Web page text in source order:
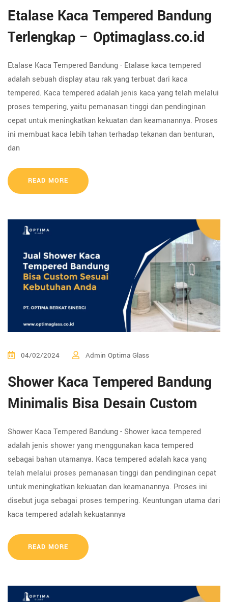
Etalase Kaca Tempered Bandung
Terlengkap – Optimaglass.co.id
Etalase Kaca Tempered Bandung - Etalase kaca tempered
adalah sebuah display atau rak yang terbuat dari kaca
tempered. Kaca tempered adalah jenis kaca yang telah melalui
proses tempering, yaitu pemanasan tinggi dan pendinginan
cepat untuk meningkatkan kekuatan dan keamanannya. Proses
ini membuat kaca lebih tahan terhadap tekanan dan benturan,
dan
READ MORE
04/02/2024 Admin Optima Glass
Shower Kaca Tempered Bandung
Minimalis Bisa Desain Custom
Shower Kaca Tempered Bandung - Shower kaca tempered
adalah jenis shower yang menggunakan kaca tempered
sebagai bahan utamanya. Kaca tempered adalah kaca yang
telah melalui proses pemanasan tinggi dan pendinginan cepat
untuk meningkatkan kekuatan dan keamanannya. Proses ini
disebut juga sebagai proses tempering. Keuntungan utama dari
kaca tempered adalah kekuatannya
READ MORE